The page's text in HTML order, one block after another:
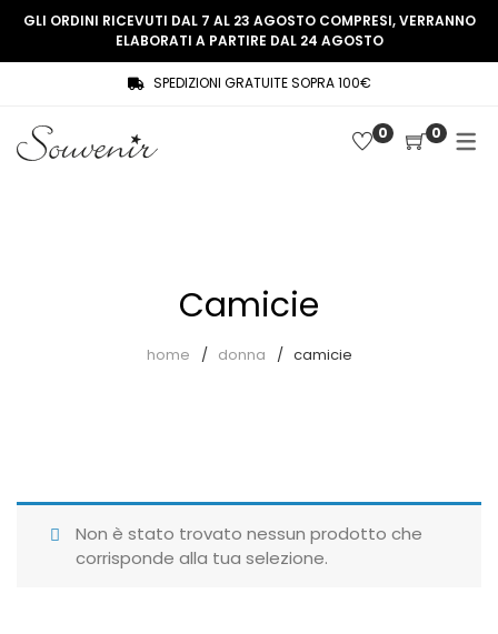
SHOP
Souvenir Privée
Giubbotti
COLLEZIONE
THREE WOMEN, ONE MEMORY
GLI ORDINI RICEVUTI DAL 7 AL 23 AGOSTO COMPRESI, VERRANNO
ELABORATI A PARTIRE DAL 24 AGOSTO
SPEDIZIONI GRATUITE SOPRA 100€
0 0
Camicie
home donna camicie
Non è stato trovato nessun prodotto che
corrisponde alla tua selezione.